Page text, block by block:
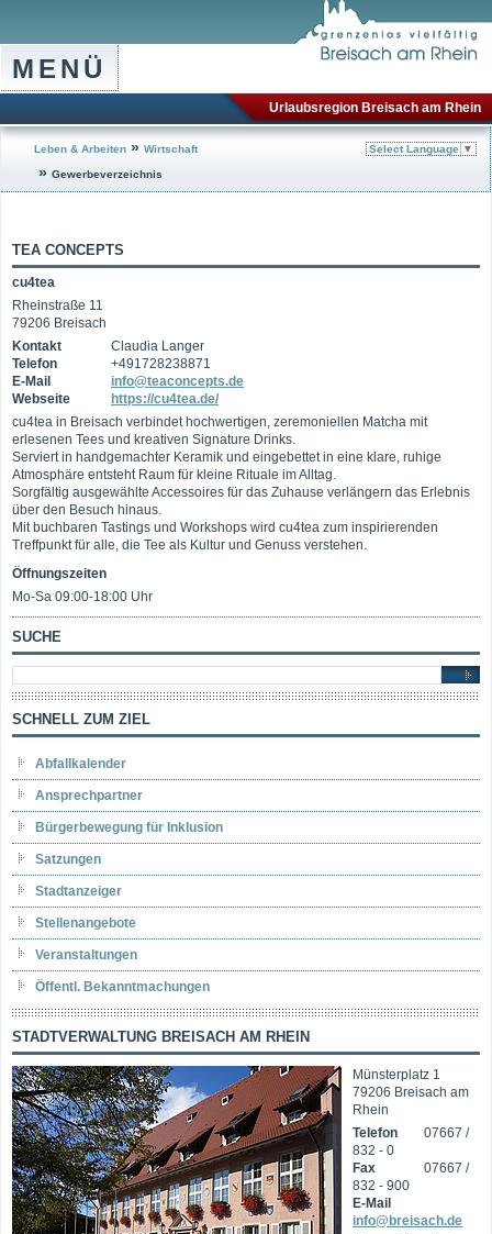
MENÜ
Urlaubsregion Breisach am Rhein
Leben & Arbeiten » Wirtschaft
» Gewerbeverzeichnis
Select Language ▼
TEA CONCEPTS
cu4tea
Rheinstraße 11
79206 Breisach
Kontakt
Claudia Langer
Telefon
+491728238871
E-Mail
info@teaconcepts.de
Webseite
https://cu4tea.de/
cu4tea in Breisach verbindet hochwertigen, zeremoniellen Matcha mit
erlesenen Tees und kreativen Signature Drinks.
Serviert in handgemachter Keramik und eingebettet in eine klare, ruhige
Atmosphäre entsteht Raum für kleine Rituale im Alltag.
Sorgfältig ausgewählte Accessoires für das Zuhause verlängern das Erlebnis
über den Besuch hinaus.
Mit buchbaren Tastings und Workshops wird cu4tea zum inspirierenden
Treffpunkt für alle, die Tee als Kultur und Genuss verstehen.
Öffnungszeiten
Mo-Sa 09:00-18:00 Uhr
SUCHE
SCHNELL ZUM ZIEL
Abfallkalender
Ansprechpartner
Bürgerbewegung für Inklusion
Satzungen
Stadtanzeiger
Stellenangebote
Veranstaltungen
Öffentl. Bekanntmachungen
STADTVERWALTUNG BREISACH AM RHEIN
Münsterplatz 1
79206 Breisach am
Rhein
Telefon
07667 /
832 - 0
Fax
07667 /
832 - 900
E-Mail
info@breisach.de